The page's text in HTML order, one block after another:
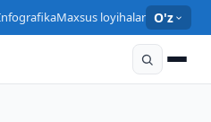
Maxsus loyihalar O'z